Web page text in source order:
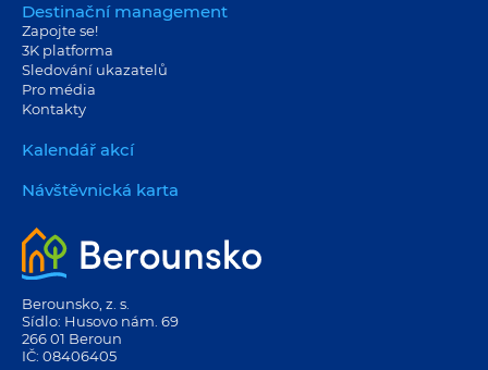
Destinační management
Zapojte se!
3K platforma
Sledování ukazatelů
Pro média
Kontakty
Kalendář akcí
Návštěvnická karta
Berounsko, z. s.
Sídlo: Husovo nám. 69
266 01 Beroun
IČ: 08406405